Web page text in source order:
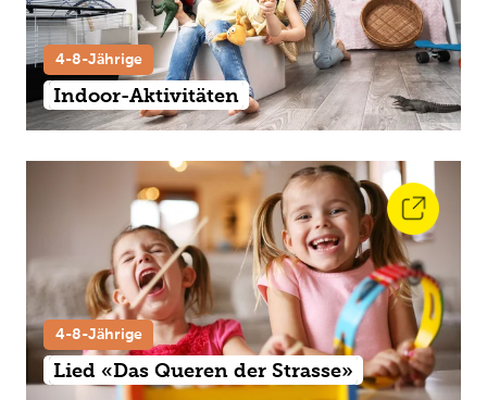
4-8-Jährige
Indoor-Aktivitäten
4-8-Jährige
Lied «Das Queren der Strasse»